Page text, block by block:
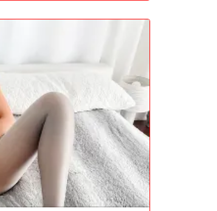
besan. ¡Un golpeteo de coño ruidoso
acaricia su clítoris mientras Mick la
anal acalorado incluye una mamada
negro: Theodora lame con rudeza